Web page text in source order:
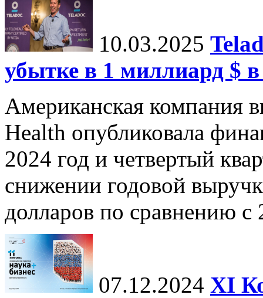
10.03.2025
убытке в 1 миллиард $ в
Американская компания
Health опубликовала
2024 год и четвертый
снижении годовой
долларов по сравнению с
07.12.2024 ХI